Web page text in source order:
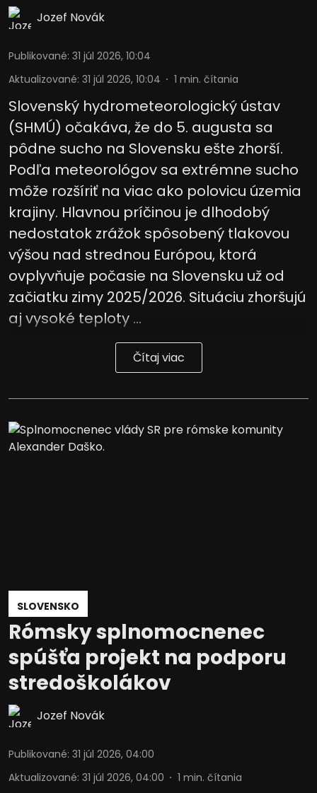
Jozef Novák
Publikované: 31 júl 2026, 10:04
Aktualizované: 31 júl 2026, 10:04 1 min. čítania
Slovenský hydrometeorologický ústav
(SHMÚ) očakáva, že do 5. augusta sa
pôdne sucho na Slovensku ešte zhorší.
Podľa meteorológov sa extrémne sucho
môže rozšíriť na viac ako polovicu územia
krajiny. Hlavnou príčinou je dlhodobý
nedostatok zrážok spôsobený tlakovou
výšou nad strednou Európou, ktorá
ovplyvňuje počasie na Slovensku už od
začiatku zimy 2025/2026. Situáciu zhoršujú
aj vysoké teploty ...
Čítaj viac
SLOVENSKO
Rómsky splnomocnenec
spúšťa projekt na podporu
stredoškolákov
Jozef Novák
Publikované: 31 júl 2026, 04:00
Aktualizované: 31 júl 2026, 04:00 1 min. čítania